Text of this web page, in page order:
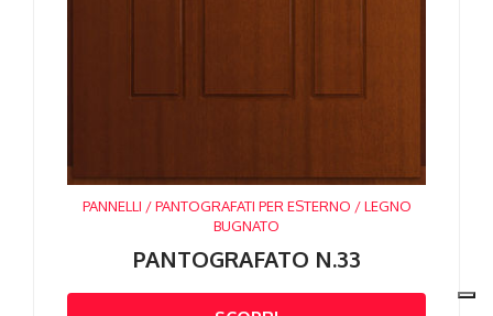
PANNELLI / PANTOGRAFATI PER ESTERNO / LEGNO
BUGNATO
PANTOGRAFATO N.33